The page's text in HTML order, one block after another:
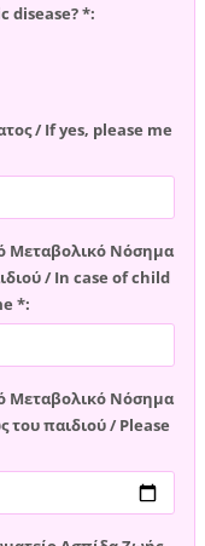
disease? *:
/ If yes, please me
Μεταβολικό Νόσημα
/ In case of child
*:
Μεταβολικό Νόσημα
του παιδιού / Please